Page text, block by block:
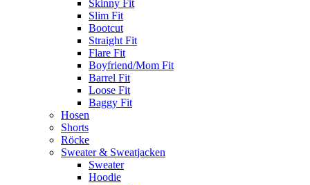
Skinny Fit
Slim Fit
Bootcut
Straight Fit
Flare Fit
Boyfriend/Mom Fit
Barrel Fit
Loose Fit
Baggy Fit
Hosen
Shorts
Röcke
Sweater & Sweatjacken
Sweater
Hoodie